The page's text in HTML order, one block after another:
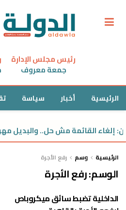
رئيس مجلس الإدارة
جمعة معروف
الرئيسية أخبار سياسة
إلغاء القائمة مش حل.. والبديل
الرئيسية وسم رفع الأجرة
الوسم:رفع الأجرة
الداخلية تضبط سائق ميكروباص